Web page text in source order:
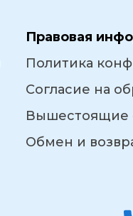
Правовая
Политика
Согласие на
Вышестоящие
Обмен и